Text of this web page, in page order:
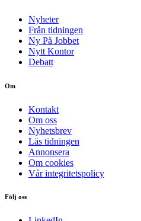
Nyheter
Från tidningen
Ny På Jobbet
Nytt Kontor
Debatt
Om
Kontakt
Om oss
Nyhetsbrev
Läs tidningen
Annonsera
Om cookies
Vår integritetspolicy
Följ oss